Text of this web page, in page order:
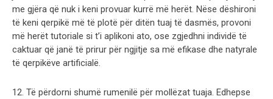
me gjëra që nuk i keni provuar kurrë më herët. Nëse dëshironi
të keni qerpikë më të plotë për ditën tuaj të dasmës, provoni
më herët tutoriale si t’i aplikoni ato, ose zgjedhni individë të
caktuar që janë të prirur për ngjitje sa më efikase dhe natyrale
të qerpikëve artificialë.
12. Të përdorni shumë rumenilë për mollëzat tuaja. Edhepse